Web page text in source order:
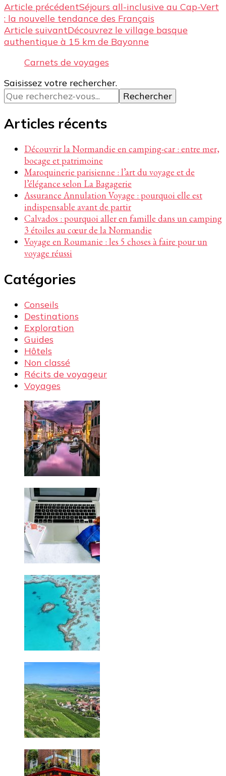
Navigation
d’article
Article précédentSéjours all-inclusive au Cap-Vert
: la nouvelle tendance des Français
Article suivantDécouvrez le village basque
authentique à 15 km de Bayonne
Carnets de voyages
Vous
recherchiez
quelque
chose ?
Saisissez votre rechercher.
Articles récents
Découvrir la Normandie en camping-car : entre mer,
bocage et patrimoine
Maroquinerie parisienne : l’art du voyage et de
l’élégance selon La Bagagerie
Assurance Annulation Voyage : pourquoi elle est
indispensable avant de partir
Calvados : pourquoi aller en famille dans un camping
3 étoiles au cœur de la Normandie
Voyage en Roumanie : les 5 choses à faire pour un
voyage réussi
Catégories
Conseils
Destinations
Exploration
Guides
Hôtels
Non classé
Récits de voyageur
Voyages